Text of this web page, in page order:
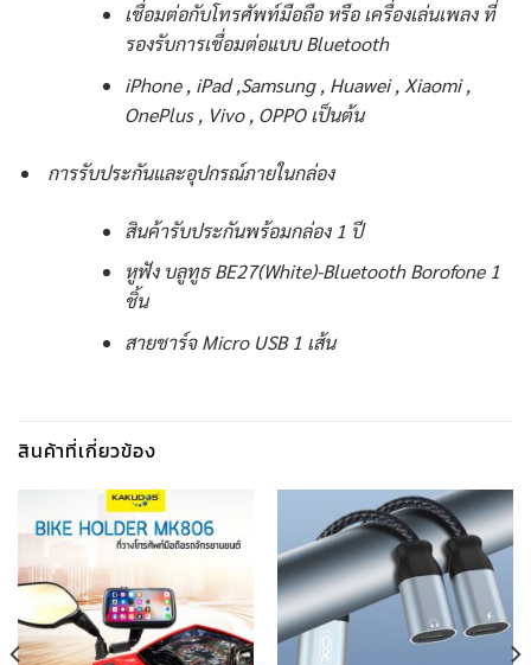
เชื่อมต่อกับโทรศัพท์มือถือ หรือ เครื่องเล่นเพลง ที่
รองรับการเชื่อมต่อแบบ Bluetooth
iPhone , iPad ,Samsung , Huawei , Xiaomi ,
OnePlus , Vivo , OPPO เป็นต้น
การรับประกันและอุปกรณ์ภายในกล่อง
สินค้ารับประกันพร้อมกล่อง 1 ปี
หูฟัง บลูทูธ BE27(White)-Bluetooth Borofone 1
ชิ้น
สายชาร์จ Micro USB 1 เส้น
สินค้าที่เกี่ยวข้อง